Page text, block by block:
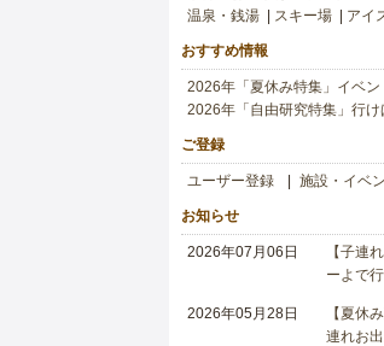
温泉・銭湯
スキー場 アイ
おすすめ情報
2026年「夏休み特集」イベ
2026年「自由研究特集」行
ご登録
ユーザー登録 施設・イベ
お知らせ
2026年07月06日
【子連
ーよで
2026年05月28日
【夏休
連れお